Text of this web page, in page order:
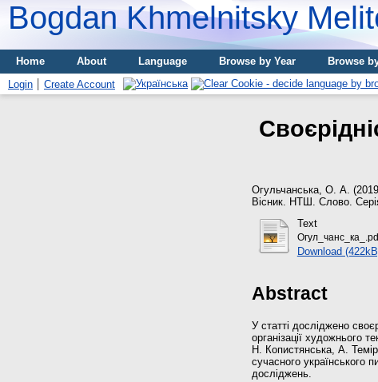
Bogdan Khmelnitsky
Home About Language Browse by Year Browse
Login
Create Account
Огульчанська, О. А.
Вісник. НТШ. Слово.
Text
Download
Abstract
У статті досліджено
організації художнього
Н. Копистянська, А.
сучасного українського
досліджень.